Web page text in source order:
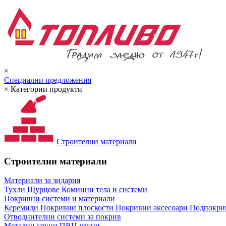
×
Специални предложения
× Категории продукти
Строителни материали
Строителни материали
Материали за зидария
Тухли Щурцове Коминни тела и системи
Покривни системи и материали
Керемиди Покривни плоскости Покривни аксесоари
Отводнителни системи за покрив